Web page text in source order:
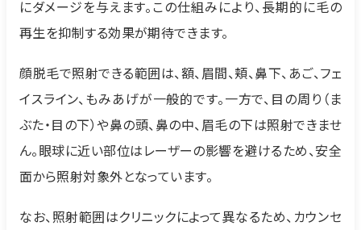
にダメージを与えます。この仕組みにより、長期的に毛の
再生を抑制する効果が期待できます。
顔脱毛で照射できる範囲は、額、眉間、頬、鼻下、あご、フェ
イスライン、もみあげが一般的です。一方で、目の周り（ま
ぶた・目の下）や鼻の頭、鼻の中、眉毛の下は照射できませ
ん。眼球に近い部位はレーザーの影響を避けるため、安全
面から照射対象外となっています。
なお、照射範囲はクリニックによって異なるため、カウンセ